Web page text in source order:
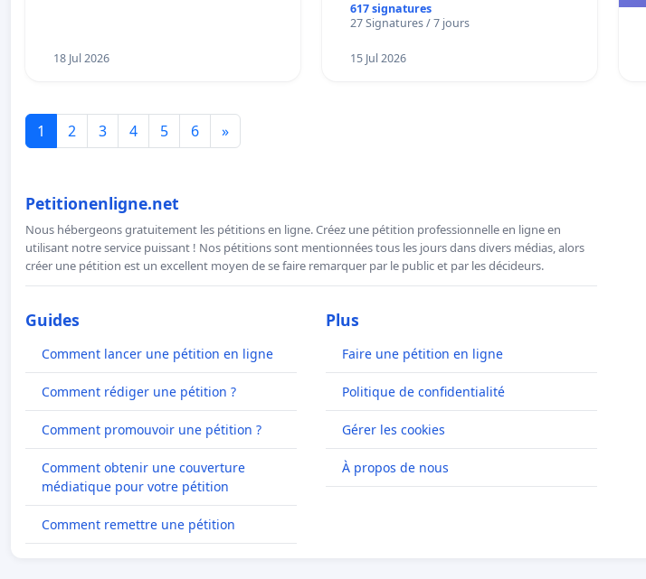
18 Jul 2026
617 signatures
27 Signatures / 7 jours
15 Jul 2026
1 2 3 4 5 6 »
Petitionenligne.net
Nous hébergeons gratuitement les pétitions en ligne. Créez une pétition professionnelle en ligne en
utilisant notre service puissant ! Nos pétitions sont mentionnées tous les jours dans divers médias, alors
créer une pétition est un excellent moyen de se faire remarquer par le public et par les décideurs.
Guides
Comment lancer une pétition en ligne
Comment rédiger une pétition ?
Comment promouvoir une pétition ?
Comment obtenir une couverture
médiatique pour votre pétition
Comment remettre une pétition
Plus
Faire une pétition en ligne
Politique de confidentialité
Gérer les cookies
À propos de nous